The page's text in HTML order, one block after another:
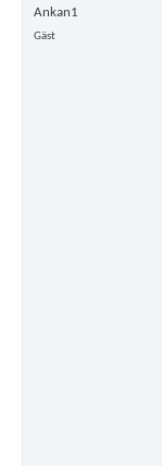
Ankan1
Gäst